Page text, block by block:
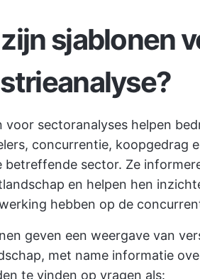
sjablonen
voor sectoranalyses helpen
concurrentie, koopgedrag
betreffende sector. Ze
en helpen hen
hebben op de
geven een weergave van
met name informatie
te vinden op vragen als: